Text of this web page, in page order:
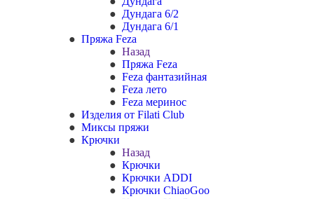
Дундага 6/2
Дундага 6/1
Пряжа Feza
Назад
Пряжа Feza
Feza фантазийная
Feza лето
Feza меринос
Изделия от Filati Club
Миксы пряжи
Крючки
Назад
Крючки
Крючки ADDI
Крючки ChiaoGoo